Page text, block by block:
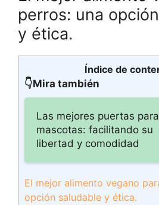
perros: una
y ética.
Índice de
👇Mira también
Las mejores puertas para
mascotas: facilitando su
libertad y comodidad
El mejor alimento vegano
opción saludable y ética.